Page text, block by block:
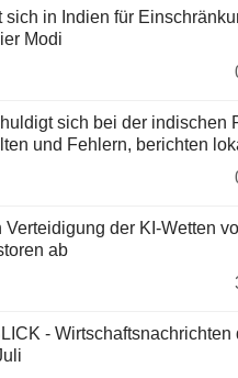
sich in Indien für
Modi
sich bei der indischen
und Fehlern, berichten
Verteidigung der KI-Wetten
ab
- Wirtschaftsnachrichten